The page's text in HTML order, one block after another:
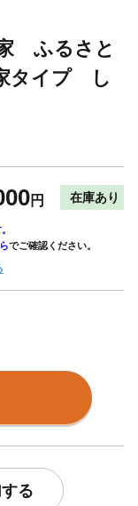
ふるさと
タイプ し
円 在庫あり
でご確認ください。
る